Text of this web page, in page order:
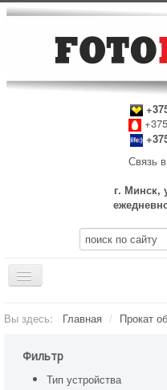
Связь
г. Минск,
Включить/
Главная
Вы здесь: Главная / Прокат
Фильтр
Тип устройства